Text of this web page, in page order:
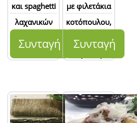
και spaghetti
λαχανικών
Συνταγή
με φιλετάκια
κοτόπουλου,
σάλτσα κάρυ
και γιαούρτι
Συνταγή